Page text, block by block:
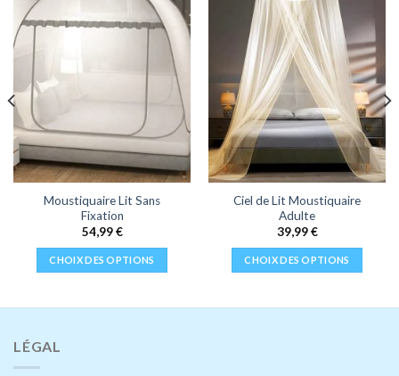
Moustiquaire Lit Sans
Fixation
54,99€
CHOIX DES OPTIONS
Ciel de Lit Moustiquaire
Adulte
39,99€
CHOIX DES OPTIONS
LÉGAL